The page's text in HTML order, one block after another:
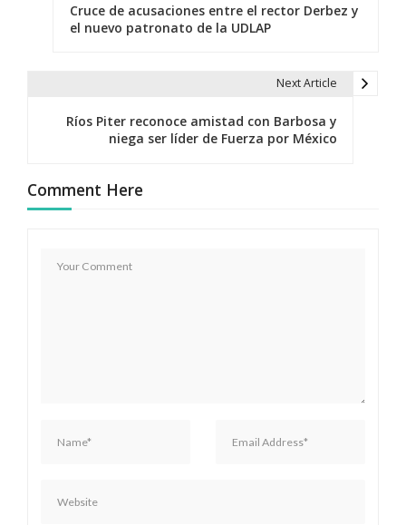
c
i
Cruce de acusaciones entre el rector Derbez y
el nuevo patronato de la UDLAP
Next Article
Ríos Piter reconoce amistad con Barbosa y
niega ser líder de Fuerza por México
Comment Here